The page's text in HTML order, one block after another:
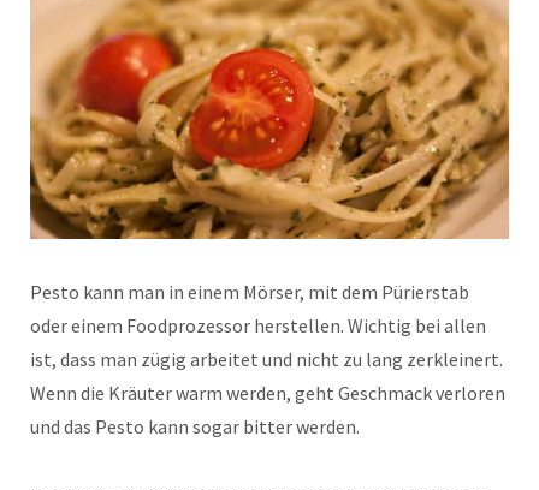
Pesto kann man in einem Mörser, mit dem Pürierstab
oder einem Foodprozessor herstellen. Wichtig bei allen
ist, dass man zügig arbeitet und nicht zu lang zerkleinert.
Wenn die Kräuter warm werden, geht Geschmack verloren
und das Pesto kann sogar bitter werden.